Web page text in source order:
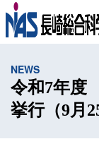
施設・アクセス
入試情報
各種証明書
NEWS
令和7年度
挙行（9月